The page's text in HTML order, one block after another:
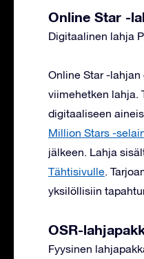
Online Star -
Digitaalinen lahja
Online Star -lahjan
viimehetken lahja.
digitaaliseen
Million Stars -
jälkeen. Lahja
Tähtisivulle.
yksilöllisiin
OSR-
Fyysinen